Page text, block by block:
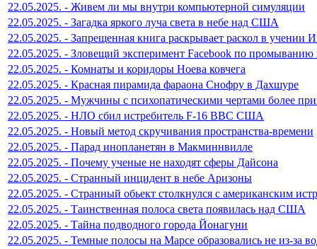
22.05.2025. - Живем ли мы внутри компьютерной симуляции
22.05.2025. - Загадка яркого луча света в небе над США
22.05.2025. - Запрещенная книга раскрывает раскол в учении
22.05.2025. - Зловещий эксперимент Facebook по промыванию
22.05.2025. - Комнаты и коридоры Ноева ковчега
22.05.2025. - Красная пирамида фараона Снофру в Дахшуре
22.05.2025. - Мужчины с психопатическими чертами более
22.05.2025. - НЛО сбил истребитель F-16 ВВС США
22.05.2025. - Новый метод скручивания пространства-времени
22.05.2025. - Парад инопланетян в Макминнвилле
22.05.2025. - Почему ученые не находят сферы Дайсона
22.05.2025. - Странный инцидент в небе Аризоны
22.05.2025. - Странный обьект столкнулся с американским
22.05.2025. - Таинственная полоса света появилась над США
22.05.2025. - Тайна подводного города Йонагуни
22.05.2025. - Темные полосы на Марсе образовались не из-за